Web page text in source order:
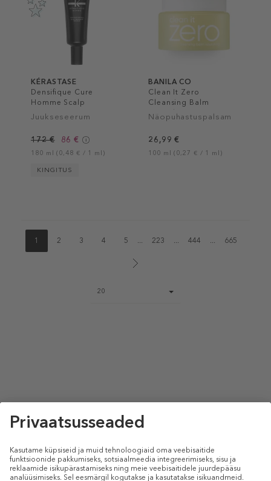
KÉRASTASE
Densifique Cure
Homme Scalp
Treatment
Juukseseerum
172 € 86 €
180 ml (0,48 € / 1 ml)
KINGITUS
BANILA CO
Clean It Zero
Cleansing Balm
Nourishing
Näopuhastuspalsam
26,99 €
100 ml (0,27 € / 1 ml)
1 2 3 4 5 ... 223 ... 444 ... 665
size
20